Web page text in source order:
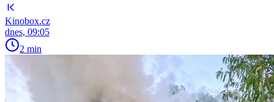
Kinobox.cz
dnes, 09:05
2 min